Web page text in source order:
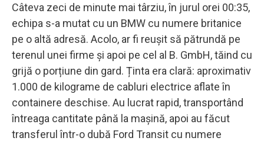
Câteva zeci de minute mai târziu, în jurul orei 00:35,
echipa s-a mutat cu un BMW cu numere britanice
pe o altă adresă. Acolo, ar fi reușit să pătrundă pe
terenul unei firme și apoi pe cel al B. GmbH, tăind cu
grijă o porțiune din gard. Ținta era clară: aproximativ
1.000 de kilograme de cabluri electrice aflate în
containere deschise. Au lucrat rapid, transportând
întreaga cantitate până la mașină, apoi au făcut
transferul într-o dubă Ford Transit cu numere